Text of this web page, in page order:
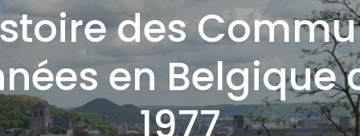
des
en Belgique
1977